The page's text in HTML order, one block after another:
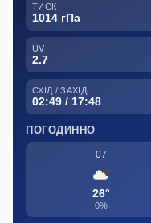
ТИСК
1014 гПа
UV
2.7
СХІД / ЗАХІД
02:49 / 17:48
ПОГОДИННО
07
26°
0%